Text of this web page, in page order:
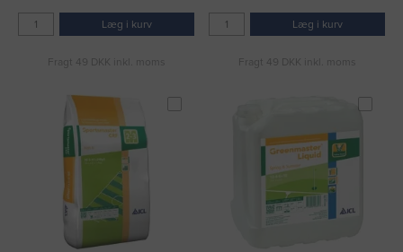
Læg i kurv
Fragt 49 DKK inkl. moms
Læg i kurv
Fragt 49 DKK inkl. moms